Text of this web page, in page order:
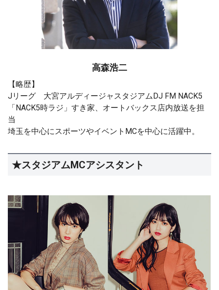
高森浩二
【略歴】
Jリーグ 大宮アルディージャスタジアムDJ FM NACK5
「NACK5時ラジ」すき家、オートバックス店内放送を担
当
埼玉を中心にスポーツやイベントMCを中心に活躍中。
★スタジアムMCアシスタント